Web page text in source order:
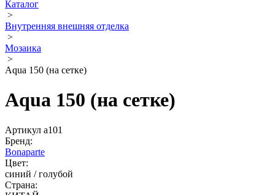
Каталог
>
Внутренняя внешняя отделка
>
Мозаика
>
Aqua 150 (на сетке)
Aqua 150 (на сетке)
Артикул a101
Бренд:
Bonaparte
Цвет:
синий / голубой
Страна: